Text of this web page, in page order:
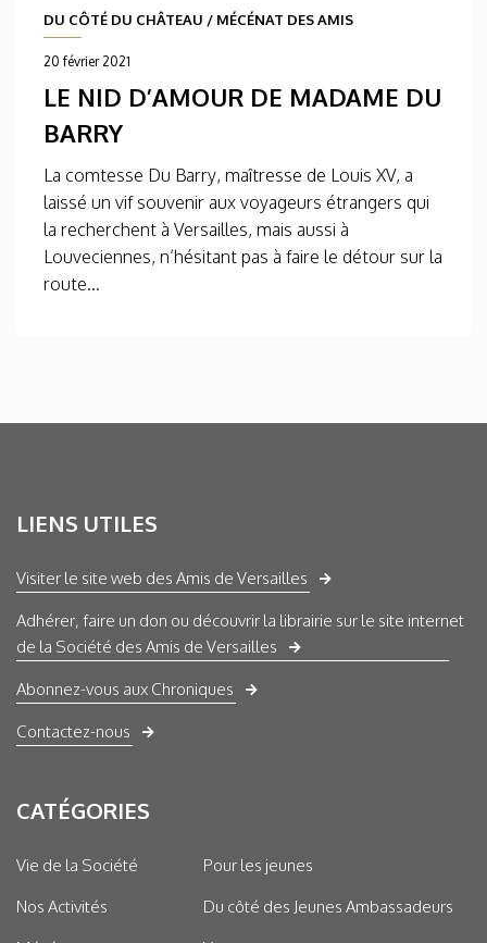
DU CÔTÉ DU CHÂTEAU / MÉCÉNAT DES AMIS
20 février 2021
LE NID D’AMOUR DE MADAME DU
BARRY
La comtesse Du Barry, maîtresse de Louis XV, a
laissé un vif souvenir aux voyageurs étrangers qui
la recherchent à Versailles, mais aussi à
Louveciennes, n’hésitant pas à faire le détour sur la
route...
LIENS UTILES
Visiter le site web des Amis de Versailles
Adhérer, faire un don ou découvrir la librairie sur le site internet
de la Société des Amis de Versailles
Abonnez-vous aux Chroniques
Contactez-nous
CATÉGORIES
Vie de la Société
Nos Activités
Pour les jeunes
Du côté des Jeunes Ambassadeurs